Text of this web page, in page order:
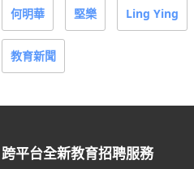
何明華 堅樂 Ling Ying
教育新聞
跨平台全新教育招聘服務